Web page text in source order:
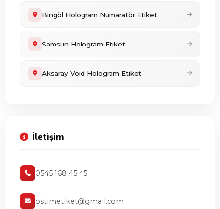
Bingöl Hologram Numaratör Etiket
Samsun Hologram Etiket
Aksaray Void Hologram Etiket
İletişim
0545 168 45 45
ostimetiket@gmail.com